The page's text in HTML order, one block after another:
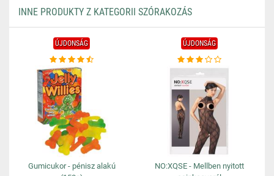
INNE PRODUKTY Z KATEGORII SZÓRAKOZÁS
ÚJDONSÁG
Gumicukor - pénisz alakú
ÚJDONSÁG
NO:XQSE - Mellben nyitott